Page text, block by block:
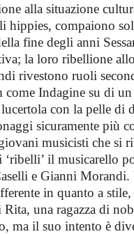
alla situazione
hippies, compaiono
fine degli anni
la loro ribellione
rivestono ruoli
Indagine su di
con la pelle
sicuramente più
musicisti che si
il musicarello
e Gianni
in quanto a
una ragazza di
ma il suo intento è